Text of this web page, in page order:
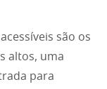
são os
altos, uma
para